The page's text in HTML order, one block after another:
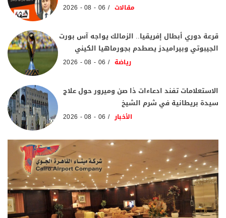
مقالات 06 - 08 - 2026
قرعة دوري أبطال إفريقيا.. الزمالك يواجه آس بورت
الجيبوتي وبيراميدز يصطدم بجورماهيا الكيني
رياضة 06 - 08 - 2026
الاستعلامات تفند ادعاءات ذا صن وميرور حول علاج
سيدة بريطانية في شرم الشيخ
الأخبار 06 - 08 - 2026